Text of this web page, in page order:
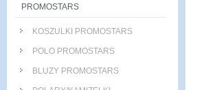
PROMOSTARS
KOSZULKI PROMOSTARS
POLO PROMOSTARS
BLUZY PROMOSTARS